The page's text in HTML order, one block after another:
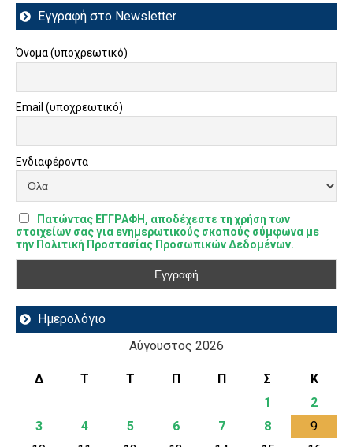
Εγγραφή στο Newsletter
Όνομα (υποχρεωτικό)
Email (υποχρεωτικό)
Ενδιαφέροντα
Πατώντας ΕΓΓΡΑΦΗ, αποδέχεστε τη χρήση των
στοιχείων σας για ενημερωτικούς σκοπούς σύμφωνα με
την Πολιτική Προστασίας Προσωπικών Δεδομένων.
Ημερολόγιο
Αύγουστος 2026
Δ Τ Τ Π Π Σ
Κ
1
2
3
4 5 6 7 8
9